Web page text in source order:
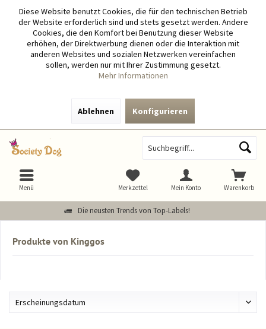
Diese Website benutzt Cookies, die für den technischen Betrieb
der Website erforderlich sind und stets gesetzt werden. Andere
Cookies, die den Komfort bei Benutzung dieser Website
erhöhen, der Direktwerbung dienen oder die Interaktion mit
anderen Websites und sozialen Netzwerken vereinfachen
sollen, werden nur mit Ihrer Zustimmung gesetzt.
Mehr Informationen
Ablehnen Konfigurieren
Die neusten Trends von Top-Labels!
Warenkorb
Merkzettel Mein Konto
Menü
Produkte von Kinggos